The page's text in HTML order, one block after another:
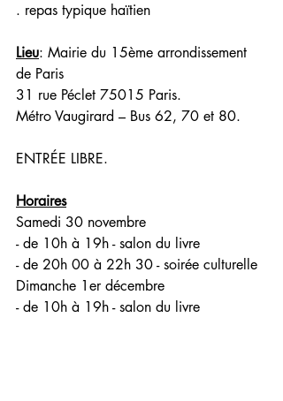
. repas typique haïtien
Lieu: Mairie du 15ème arrondissement
de Paris
31 rue Péclet 75015 Paris.
Métro Vaugirard – Bus 62, 70 et 80.
ENTRÉE LIBRE.
Horaires
Samedi 30 novembre
- de 10h à 19h - salon du livre
- de 20h 00 à 22h 30 - soirée culturelle
Dimanche 1er décembre
- de 10h à 19h - salon du livre